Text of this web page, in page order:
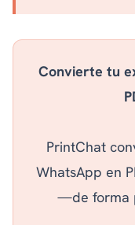
Convierte tu
PrintChat
WhatsApp en
—de forma